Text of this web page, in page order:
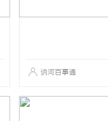
讷河百事通